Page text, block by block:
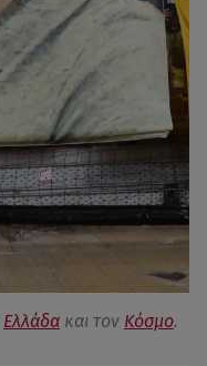
Ελλάδα και τον Κόσμο.